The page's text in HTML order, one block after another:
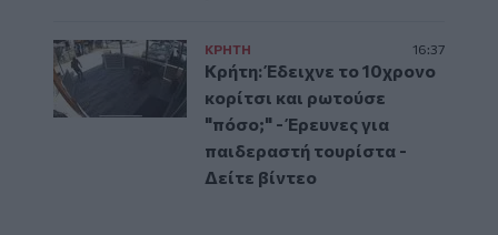
ΚΡΗΤΗ 16:37
Κρήτη: Έδειχνε το 10χρονο
κορίτσι και ρωτούσε
"πόσο;" - Έρευνες για
παιδεραστή τουρίστα -
Δείτε βίντεο